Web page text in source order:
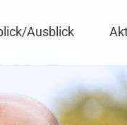
für Bad
Ausblick